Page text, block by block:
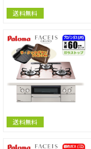
送料無料
送料無料